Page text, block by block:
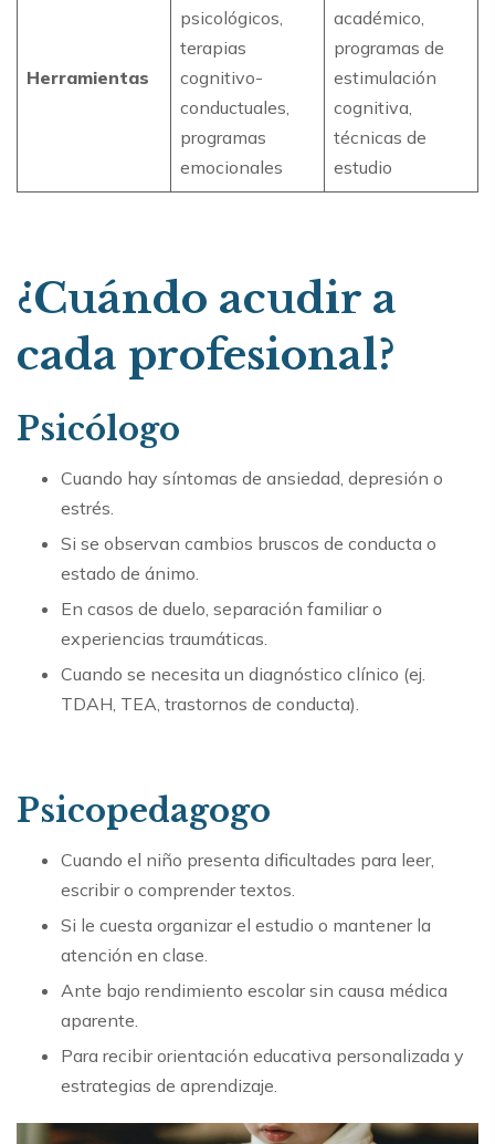
Herramientas
psicológicos,
terapias
cognitivo-
conductuales,
programas
emocionales
académico,
programas de
estimulación
cognitiva,
técnicas de
estudio
¿Cuándo acudir a
cada profesional?
Psicólogo
Cuando hay síntomas de ansiedad, depresión o
estrés.
Si se observan cambios bruscos de conducta o
estado de ánimo.
En casos de duelo, separación familiar o
experiencias traumáticas.
Cuando se necesita un diagnóstico clínico (ej.
TDAH, TEA, trastornos de conducta).
Psicopedagogo
Cuando el niño presenta dificultades para leer,
escribir o comprender textos.
Si le cuesta organizar el estudio o mantener la
atención en clase.
Ante bajo rendimiento escolar sin causa médica
aparente.
Para recibir orientación educativa personalizada y
estrategias de aprendizaje.